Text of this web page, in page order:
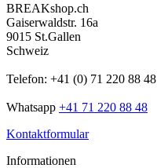
BREAKshop.ch
Gaiserwaldstr. 16a
9015 St.Gallen
Schweiz
Telefon: +41 (0) 71 220 88 48
Whatsapp +41 71 220 88 48
Kontaktformular
Informationen